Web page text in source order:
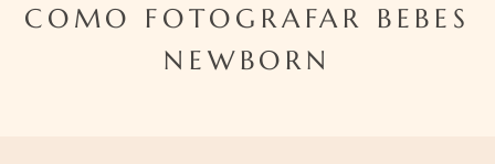
COMO FOTOGRAFAR BEBES
NEWBORN